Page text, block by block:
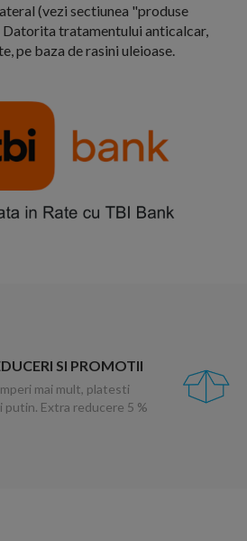
(vezi sectiunea "produse
Datorita tratamentului anticalcar,
pe baza de rasini uleioase.
SI PROMOTII
mai mult, platesti
putin. Extra reducere 5 %